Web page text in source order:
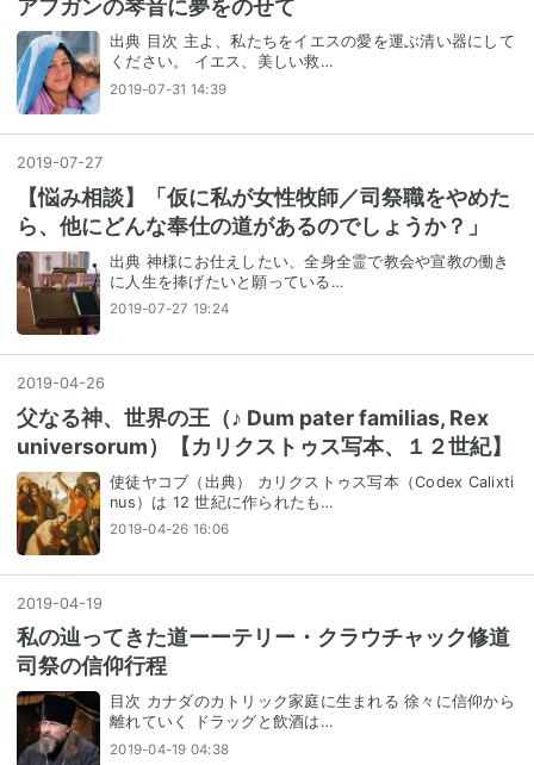
アフガンの琴音に夢をのせて
出典 目次 主よ、私たちをイエスの愛を運ぶ清い器にして
ください。 イエス、美しい救…
2019-07-31 14:39
2019-07-27
【悩み相談】「仮に私が女性牧師／司祭職をやめた
ら、他にどんな奉仕の道があるのでしょうか？」
出典 神様にお仕えしたい、全身全霊で教会や宣教の働き
に人生を捧げたいと願っている…
2019-07-27 19:24
2019-04-26
父なる神、世界の王（♪ Dum pater familias, Rex
universorum）【カリクストゥス写本、１２世紀】
使徒ヤコブ（出典） カリクストゥス写本（Codex Calixti
nus）は 12 世紀に作られたも…
2019-04-26 16:06
2019-04-19
私の辿ってきた道ーーテリー・クラウチャック修道
司祭の信仰行程
目次 カナダのカトリック家庭に生まれる 徐々に信仰から
離れていく ドラッグと飲酒は…
2019-04-19 04:38